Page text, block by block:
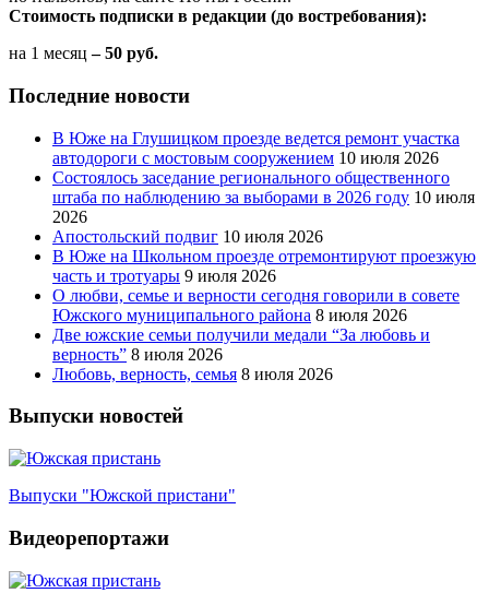
Стоимость подписки в редакции (до востребования):
на 1 месяц – 50 руб.
Последние новости
В Юже на Глушицком проезде ведется ремонт участка
автодороги с мостовым сооружением 10 июля 2026
Состоялось заседание регионального общественного
штаба по наблюдению за выборами в 2026 году 10 июля
2026
Апостольский подвиг 10 июля 2026
В Юже на Школьном проезде отремонтируют проезжую
часть и тротуары 9 июля 2026
О любви, семье и верности сегодня говорили в совете
Южского муниципального района 8 июля 2026
Две южские семьи получили медали “За любовь и
верность” 8 июля 2026
Любовь, верность, семья 8 июля 2026
Выпуски новостей
Выпуски "Южской пристани"
Видеорепортажи